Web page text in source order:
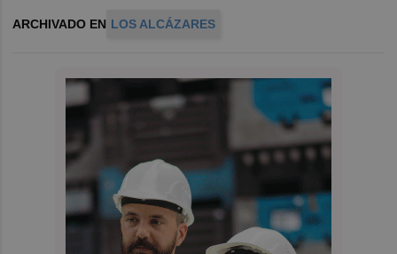
ARCHIVADO EN LOS ALCÁZARES